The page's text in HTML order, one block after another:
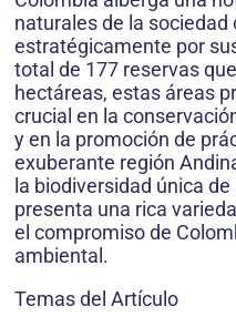
naturales de la sociedad
estratégicamente por
total de 177 reservas
hectáreas, estas áreas
crucial en la
y en la promoción de
exuberante región
la biodiversidad única
presenta una rica
el compromiso de
ambiental.
Temas del Artículo